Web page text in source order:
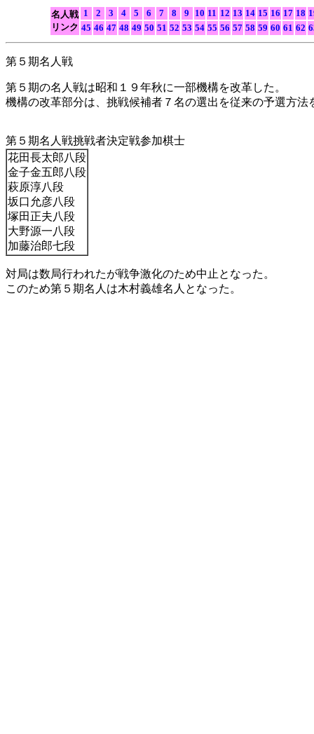
名人戦
リンク
1 2 3 4 5 6 7 8 9 10 11 12 13 14 15 16 17 18
45 46 47 48 49 50 51 52 53 54 55 56 57 58 59 60 61 62
第５期名人戦
第５期の名人戦は昭和１９年秋に一部機構を改革した。
機構の改革部分は、挑戦候補者７名の選出を従来の予選方
第５期名人戦挑戦者決定戦参加棋士
花田長太郎八段
金子金五郎八段
萩原淳八段
坂口允彦八段
塚田正夫八段
大野源一八段
加藤治郎七段
対局は数局行われたが戦争激化のため中止となった。
このため第５期名人は木村義雄名人となった。